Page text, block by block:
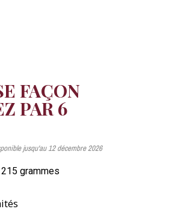
FAÇON
PAR 6
jusqu'au 12 décembre 2026
grammes